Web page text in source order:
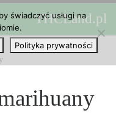
THCLand.pl
świadczyć usługi na
Polityka prywatności